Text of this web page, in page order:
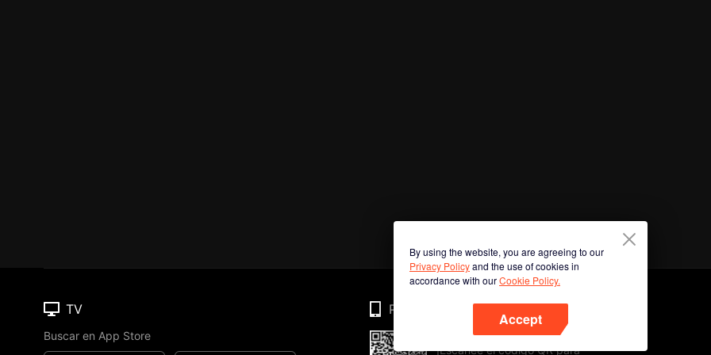
By using the website, you are agreeing to our
Privacy Policyand the use of cookies in
accordance with ourCookie Policy.
Accept
TV
Buscar en App Store
Phone
¡Escanee el código QR para